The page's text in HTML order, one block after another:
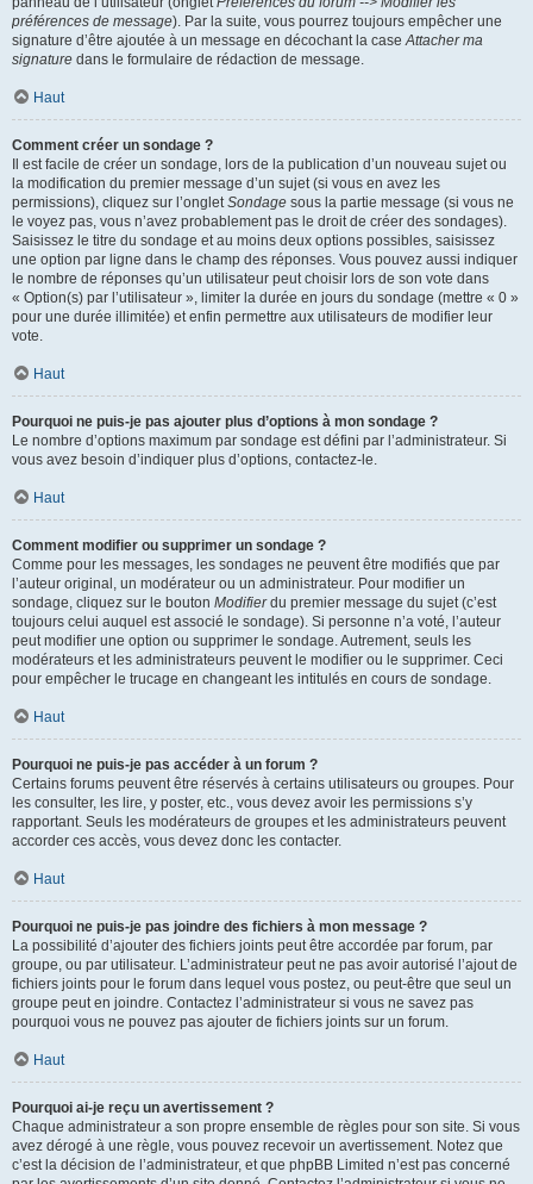
préférences de message). Par la suite, vous pourrez toujours empêcher une
signature d’être ajoutée à un message en décochant la caseAttacher ma
signature dans le formulaire de rédaction de message.
Haut
Comment créer un sondage ?
Il est facile de créer un sondage, lors de la publication d’un nouveau sujet ou
la modification du premier message d’un sujet (si vous en avez les
permissions), cliquez sur l’ongletSondage sous la partie message (si vous ne
le voyez pas, vous n’avez probablement pas le droit de créer des sondages).
Saisissez le titre du sondage et au moins deux options possibles, saisissez
une option par ligne dans le champ des réponses. Vous pouvez aussi indiquer
le nombre de réponses qu’un utilisateur peut choisir lors de son vote dans
« Option(s) par l’utilisateur », limiter la durée en jours du sondage (mettre « 0 »
pour une durée illimitée) et enfin permettre aux utilisateurs de modifier leur
vote.
Haut
Pourquoi ne puis-je pas ajouter plus d’options à mon sondage ?
Le nombre d’options maximum par sondage est défini par l’administrateur. Si
vous avez besoin d’indiquer plus d’options, contactez-le.
Haut
Comment modifier ou supprimer un sondage ?
Comme pour les messages, les sondages ne peuvent être modifiés que par
l’auteur original, un modérateur ou un administrateur. Pour modifier un
sondage, cliquez sur le bouton Modifierdu premier message du sujet (c’est
toujours celui auquel est associé le sondage). Si personne n’a voté, l’auteur
peut modifier une option ou supprimer le sondage. Autrement, seuls les
modérateurs et les administrateurs peuvent le modifier ou le supprimer. Ceci
pour empêcher le trucage en changeant les intitulés en cours de sondage.
Haut
Pourquoi ne puis-je pas accéder à un forum ?
Certains forums peuvent être réservés à certains utilisateurs ou groupes. Pour
les consulter, les lire, y poster, etc., vous devez avoir les permissions s’y
rapportant. Seuls les modérateurs de groupes et les administrateurs peuvent
accorder ces accès, vous devez donc les contacter.
Haut
Pourquoi ne puis-je pas joindre des fichiers à mon message ?
La possibilité d’ajouter des fichiers joints peut être accordée par forum, par
groupe, ou par utilisateur. L’administrateur peut ne pas avoir autorisé l’ajout de
fichiers joints pour le forum dans lequel vous postez, ou peut-être que seul un
groupe peut en joindre. Contactez l’administrateur si vous ne savez pas
pourquoi vous ne pouvez pas ajouter de fichiers joints sur un forum.
Haut
Pourquoi ai-je reçu un avertissement ?
Chaque administrateur a son propre ensemble de règles pour son site. Si vous
avez dérogé à une règle, vous pouvez recevoir un avertissement. Notez que
c’est la décision de l’administrateur, et que phpBB Limited n’est pas concerné